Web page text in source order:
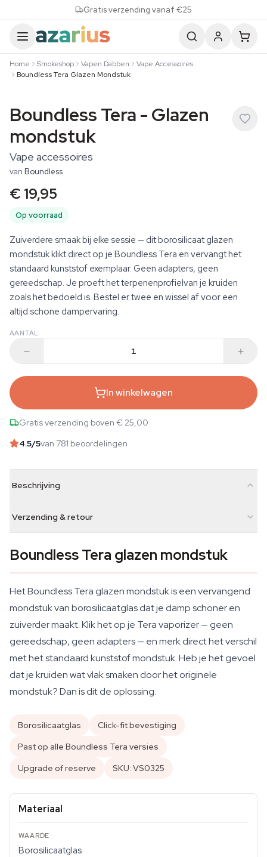
Gratis verzending vanaf €25
Home Smokeshop Vapen Dabben
Vape Accessoires
Boundless Tera Glazen Mondstuk
Boundless Tera - Glazen
mondstuk
Vape accessoires
van Boundless
€ 19,95
Op voorraad
Zuiverdere smaak bij elke sessie — dit borosilicaat glazen
mondstuk klikt direct op je Boundless Tera en vervangt het
standaard kunststof exemplaar. Geen adapters, geen
gereedschap. Je proeft het terpenenprofielvan je kruiden
zoals het bedoeld is. Bestel er twee en wissel af voor een
altijd schone dampervaring.
AANTAL
In winkelwagen
Gratis verzending boven € 25,00
4.5/5van 781 beoordelingen
Beschrijving
Verzending & retour
Boundless Tera glazen mondstuk
Het Boundless Tera glazen mondstuk is een vervangend
mondstuk van borosilicaatglas dat je damp schoner en
zuiverder maakt. Klik het op je Tera vaporizer — geen
gereedschap, geen adapters — en merk direct het verschil
met het standaard kunststof mondstuk. Heb je het gevoel
dat je kruiden wat vlak smaken door het originele
mondstuk? Dan is dit de oplossing.
Borosilicaatglas
Click-fit bevestiging
Past op alle Boundless Tera versies
Upgrade of reserve
SKU: VS0325
Materiaal
Borosilicaatglas